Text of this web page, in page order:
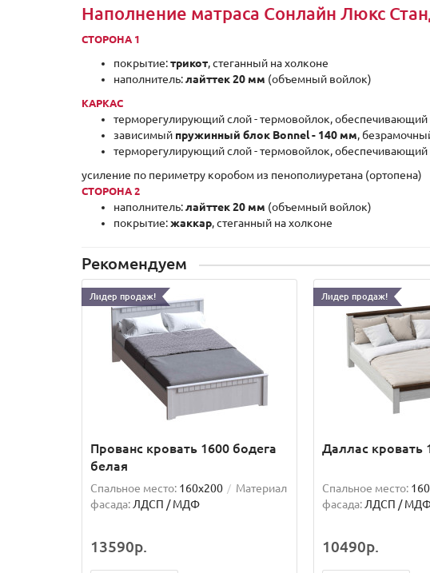
Наполнение матраса Сонлайн Люкс
СТОРОНА 1
покрытие:трикот, стеганный на холконе
наполнитель:лайттек 20 мм (объемный войлок)
КАРКАС
терморегулирующий слой - термовойлок, обеспечивающий
зависимый пружинный блок Bonnel - 140 мм,
терморегулирующий слой - термовойлок, обеспечивающий
усиление по периметру коробом из пенополиуретана (ортопена)
СТОРОНА 2
наполнитель:лайттек 20 мм (объемный войлок)
покрытие:жаккар, стеганный на холконе
Рекомендуем
Лидер продаж!
Прованс кровать 1600 бодега
белая
Спальное место: 160x200
Материал
фасада: ЛДСП / МДФ
13590р.
Лидер продаж!
Даллас кровать
Спальное место:
фасада: ЛДСП /
10490р.